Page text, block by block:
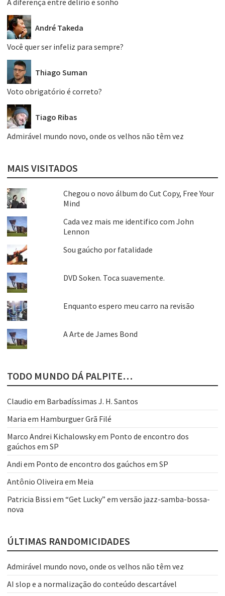
A diferença entre delírio e sonho
André Takeda
Você quer ser infeliz para sempre?
Thiago Suman
Voto obrigatório é correto?
Tiago Ribas
Admirável mundo novo, onde os velhos não têm vez
MAIS VISITADOS
Chegou o novo álbum do Cut Copy, Free Your
Mind
Cada vez mais me identifico com John
Lennon
Sou gaúcho por fatalidade
DVD Soken. Toca suavemente.
Enquanto espero meu carro na revisão
A Arte de James Bond
TODO MUNDO DÁ PALPITE…
Claudio em Barbadíssimas J. H. Santos
Maria em Hamburguer Grã Filé
Marco Andrei Kichalowskyem Ponto de encontro dos
gaúchos em SP
Andi em Ponto de encontro dos gaúchos em SP
Antônio Oliveira em Meia
Patricia Bissi em “Get Lucky” em versão jazz-samba-bossa-
nova
ÚLTIMAS RANDOMICIDADES
Admirável mundo novo, onde os velhos não têm vez
AI slop e a normalização do conteúdo descartável